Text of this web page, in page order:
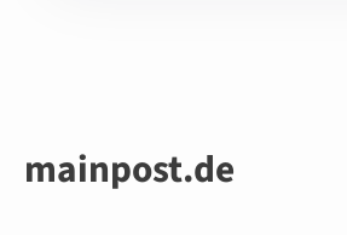
mainpost.de